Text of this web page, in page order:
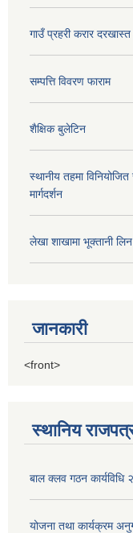
गाउँ प्रहरी करार दरखास्त
सम्पत्ति विवरण फाराम
शैक्षिक बुलेटिन
स्थानीय तहमा
मार्गदर्शन
लेखा शाखामा भूक्तानी
जानकारी
<front>
स्थानिय
बाल क्लव गठन कार्यविधि
योजना तथा कार्यक्रम